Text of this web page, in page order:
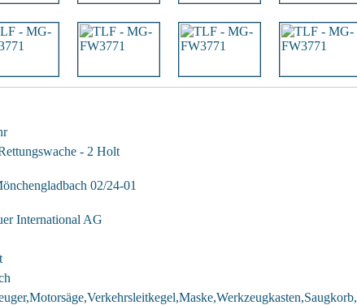
- 2 Holt
02/24-01
International AG